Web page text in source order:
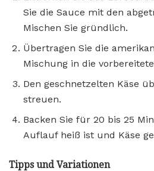
Sie die Sauce mit den
Mischen Sie gründlich.
Übertragen Sie die
Mischung in die
Den geschnetzelten Käse
streuen.
Backen Sie für 20 bis 25
Auflauf heiß ist und Käse
Tipps und Variationen